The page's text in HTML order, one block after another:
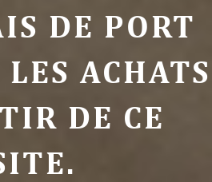
DE PORT
ACHATS
DE CE